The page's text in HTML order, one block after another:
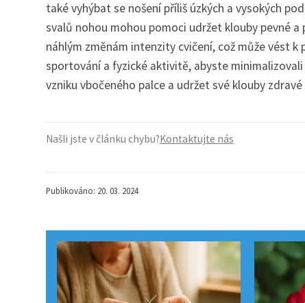
také vyhýbat se nošení příliš úzkých a vysokých
svalů nohou mohou pomoci udržet klouby pevné
náhlým změnám intenzity cvičení, což může vést
sportování a fyzické aktivitě, abyste
vzniku vbočeného palce a udržet své klouby
Našli jste v článku chybu?Kontaktujte nás
Publikováno: 20. 03. 2024